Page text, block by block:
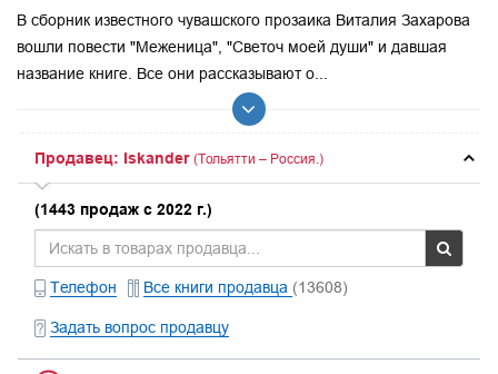
В сборник известного чувашского прозаика Виталия Захарова
вошли повести "Меженица", "Светоч моей души" и давшая
название книге. Все они рассказывают о...
Продавец: Iskander (Тольятти – Россия.)
(1443 продаж с 2022 г.)
Телефон Все книги продавца (13608)
Задать вопрос продавцу